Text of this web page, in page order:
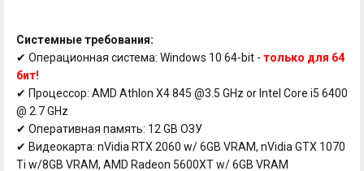
Системные требования:
✔ Операционная система: Windows 10 64-bit - только для 64
бит!
✔ Процессор: AMD Athlon X4 845 @3.5 GHz or Intel Core i5 6400
@ 2.7 GHz
✔ Оперативная память: 12 GB ОЗУ
✔ Видеокарта: nVidia RTX 2060 w/ 6GB VRAM, nVidia GTX 1070
Ti w/8GB VRAM, AMD Radeon 5600XT w/ 6GB VRAM